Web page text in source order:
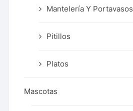
Mantelería Y Portavasos
Pitillos
Platos
Mascotas